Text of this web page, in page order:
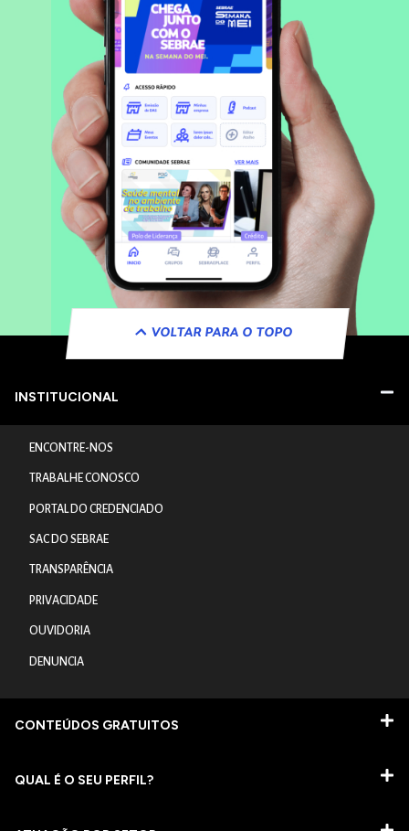
VOLTAR PARA O TOPO
INSTITUCIONAL
ENCONTRE-NOS
TRABALHE CONOSCO
PORTAL DO CREDENCIADO
SAC DO SEBRAE
TRANSPARÊNCIA
PRIVACIDADE
OUVIDORIA
DENUNCIA
CONTEÚDOS GRATUITOS
QUAL É O SEU PERFIL?